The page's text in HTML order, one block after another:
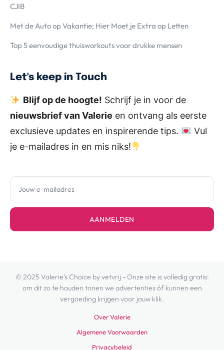
CJIB
Met de Auto op Vakantie; Hier Moet je Extra op Letten
Top 5 eenvoudige thuisworkouts voor drukke mensen
Let's keep in Touch
Blijf op de hoogte! Schrijf je in voor de
nieuwsbrief van Valerie en ontvang als eerste
exclusieve updates en inspirerende tips.
Vul
je e-mailadres in en mis niks!
AANMELDEN
© 2025 Valerie's Choice by vetvrij - Onze site is volledig gratis:
om dit zo te houden tonen we advertenties óf kunnen een
vergoeding krijgen voor jouw klik.
Over Valerie
Algemene Voorwaarden
Privacybeleid